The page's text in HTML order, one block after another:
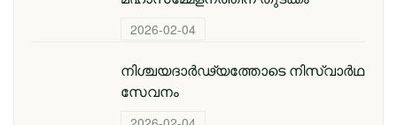
2026-02-04
നിശ്ചയദാർഢ്യത്തോടെ നിസ്വാർഥ
സേവനം